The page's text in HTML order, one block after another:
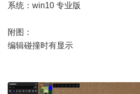
系统：win10 专业版
附图：
编辑碰撞时有显示